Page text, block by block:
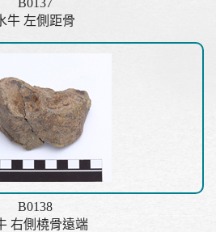
B0137
牛 左側距骨
B0138
右側橈骨遠端